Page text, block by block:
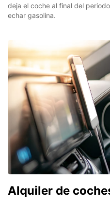
deja el coche al final del
echar gasolina.
Alquiler de